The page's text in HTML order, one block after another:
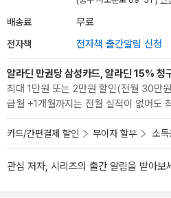
배송료 무료
전자책 전자책 출간알림 신청
알라딘 만권당 삼성카드, 알라딘 15% 청
최대 1만원 또는 2만원 할인(전월 30만
급월 +1개월까지는 전월 실적이 없어도
카드/간편결제 할인 무이자 할부 소
관심 저자, 시리즈의 출간 알림을 받아보